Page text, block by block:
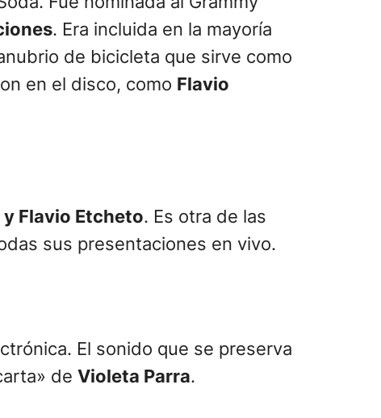
. Era incluida en la mayoría
de bicicleta que sirve como
en el disco, como Flavio
Flavio Etcheto. Es otra de las
sus presentaciones en vivo.
El sonido que se preserva
de Violeta Parra.